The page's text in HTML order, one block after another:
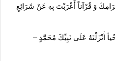
وَ قُرْآناً أَعْرَبْتَ بِهِ عَنْ شَرَائِعِ
أَنْزَلْتَهُ عَلَى نَبِيِّكَ مُحَمَّدٍ –